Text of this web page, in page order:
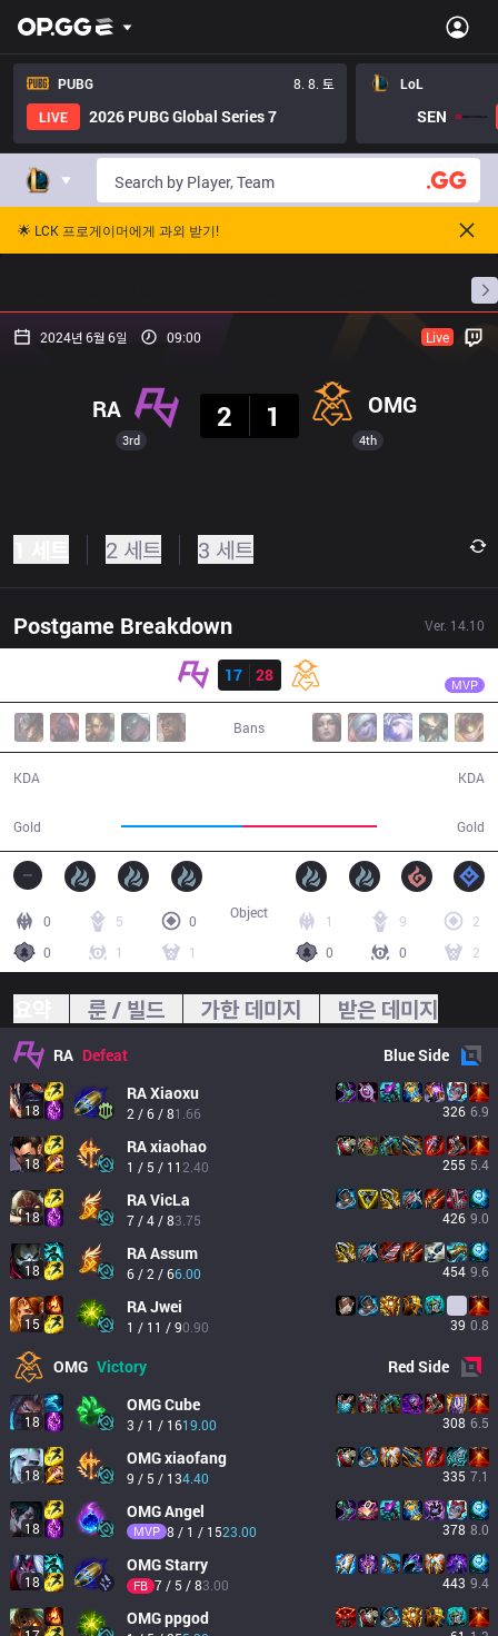
PUBG
8. 8. 토
LIVE
2026 PUBG Global Series 7
LoL
SEN
🌟 LCK 프로게이머에게 과외 받기!
프로빌
2024년 6월 6일 09:00 Live
3rd
RA
2
1 OMG
4th
2 세트 3 세트
Postgame Breakdown Ver. 14.10
17
28 MVP
Bans
KDA
Gold Gold
KDA
0 5
0
0
1 1
1 9
2
0
0 2
Object
룬 / 빌드 가한 데미지 받은 데미지
RA Defeat BlueSide
18
RAXiaoxu
2 / 6 / 81.66 326 6.9
18
RAxiaohao
1 / 5 / 11 2.40 255 5.4
18
RAVicLa
7 / 4 / 83.75 426 9.0
18
RAAssum
6 / 2 / 66.00 454 9.6
15
RAJwei
1 / 11 / 90.90 39 0.8
OMG Victory RedSide
18
OMGCube
3 / 1 / 1619.00 308 6.5
18
OMGxiaofang
9 / 5 / 134.40 335 7.1
18
OMGAngel
MVP 8 / 1 / 1523.00 378 8.0
18
OMGStarry
FB 7 / 5 / 83.00 443 9.4
OMGppgod